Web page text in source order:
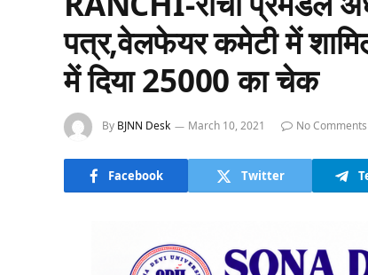
पत्र,वेलफेयर कमेटी में
में दिया 25000 का चेक
By BJNN Desk March 10, 2021 No Comments
Facebook Twitter